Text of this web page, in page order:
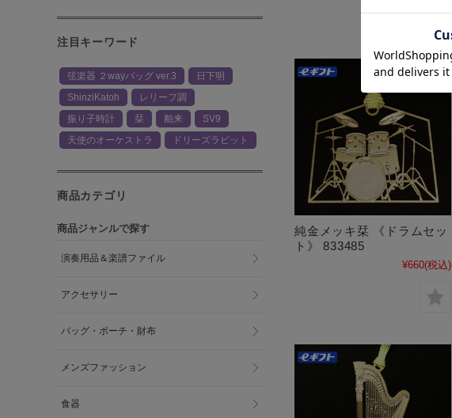
純金メッキ栞 《ドラムセッ
ト》 833485
¥660(税込)
注目キーワード
弦楽器 ２wayバッグ ver.3
日下明
ShinziKatoh
レリーフ調
振り子時計
栞 舶来
SV9
天使のオーケストラ
ドリーズラビット
商品カテゴリ
商品ジャンルで探す
演奏用品＆楽譜ファイル
アクセサリー
バッグ・ポーチ・財布
メンズファッション
食器